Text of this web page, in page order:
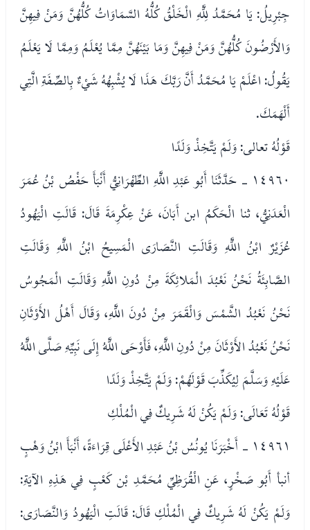
جِبْرِيلُ: يَا مُحَمَّدُ لِلَّهِ الْخَلْقُ كُلُّهُ السَّمَاوَاتُ كُلُّهُنَّ وَمَنْ فِيهِنَّ
وَالأَرْضُونَ كُلُّهُنَّ وَمَنْ فِيهِنَّ وَمَا بَيْنَهُنَّ مِمَّا يُعْلَمُ وَمِمَّا لَا يَعْلَمُ
يَقُولُ: اعْلَمْ يَا مُحَمَّدُ أَنَّ رَبَّكَ هَذَا لَا يُشْبِهُهُ شَيْءٌ بِالصِّفَةِ الَّتِي
أَلْهَمَكَ.
قَوْلُهُ تعالى: وَلَمْ يَتَّخِذْ وَلَدًا
١٤٩٦٠ - حَدَّثَنَا أَبُو عَبْدِ اللَّهِ الطِّهْرَانِيُّ أَنْبَأَ حَفْصُ بْنُ عُمَرَ
الْعَدَنِيُّ، ثنا الْحَكَمُ ابن أَبَانَ، عَنْ عِكْرِمَةَ قَالَ: قَالَتِ الْيَهُودُ
عُزَيْرٌ ابْنُ اللَّهِ وَقَالَتِ النَّصَارَى الْمَسِيحُ ابْنُ اللَّهِ وَقَالَتِ
الصَّابِئَةُ نَحْنُ نَعْبُدَ الْمَلائِكَةَ مِنْ دُونِ اللَّهِ وَقَالَتِ الْمَجُوسُ
نَحْنُ نَعْبُدُ الشَّمْسَ وَالْقَمَرَ مِنْ دُونَ اللَّهِ، وَقَالَ أَهْلُ الأَوْثَانِ
نَحْنُ نَعْبُدُ الأَوْثَانَ مِنْ دُونِ اللَّهِ، فَأَوْحَى اللَّهُ إِلَى نَبِيِّهِ صَلَّى اللَّهُ
عَلَيْهِ وَسَلَّمَ لِيُكَذِّبَ قَوْلَهُمْ: وَلَمْ يَتَّخِذْ وَلَدًا
قَوْلُهُ تَعَالَى: وَلَمْ يَكُنْ لَهُ شَرِيكٌ فِي الْمُلْكِ
١٤٩٦١ - أَخْبَرَنَا يُونُسُ بْنُ عَبْدِ الأَعْلَى قِرَاءَةً، أَنْبَأَ ابْنُ وَهْبٍ
أنبأ أَبُو صَخْرٍ، عَنِ الْقُرَظِيِّ مُحَمَّدِ بْن كَعْبٍ فِي هَذِهِ الآيَةِ:
وَلَمْ يَكُنْ لَهُ شَرِيكٌ فِي الْمُلْكِ قَالَ: قَالَتِ الْيَهُودُ وَالنَّصَارَى: